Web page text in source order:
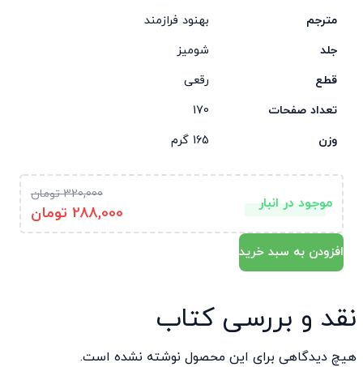
وزن 165 گرم
مترجم
بهنود فرازمند
جلد
شومیز
قطع
رقعی
تعداد صفحات
170
موجود در انبار
320,000 تومان
288,000 تومان
افزودن به سبد خرید
نقد و بررسی کتاب
هیچ دیدگاهی برای این محصول نوشته نشده است.